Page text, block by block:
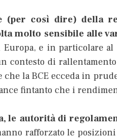
(per così dire) della
molto sensibile alle
e in particolare
contesto di
che la BCE ecceda in
fintanto che i
le autorità di
rafforzato le